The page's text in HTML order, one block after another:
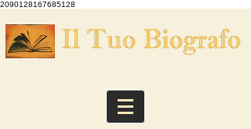
2090128167685128